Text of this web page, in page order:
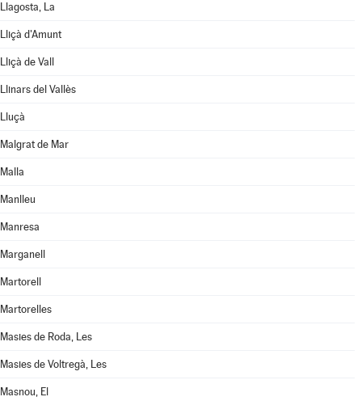
Llagosta, La
Lliçà d'Amunt
Lliçà de Vall
Llinars del Vallès
Lluçà
Malgrat de Mar
Malla
Manlleu
Manresa
Marganell
Martorell
Martorelles
Masies de Roda, Les
Masies de Voltregà, Les
Masnou, El